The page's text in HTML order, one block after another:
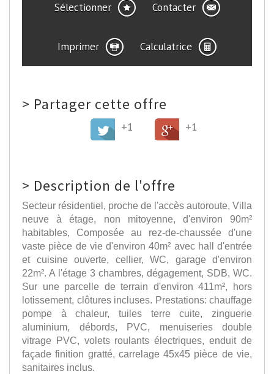
Sélectionner Contacter
Imprimer Calculatrice
> Partager cette offre
+1 +1
> Description de l'offre
Secteur résidentiel, proche de l'accès autoroute, Villa
neuve à étage, non mitoyenne, d'environ 90m²
habitables, Composée au rez-de-chaussée d'une
vaste pièce de vie d'environ 40m² avec hall d'entrée
et cuisine ouverte, cellier, WC, garage d'environ
22m². A l'étage 3 chambres, dégagement, SDB, WC.
Sur une parcelle de terrain d'environ 411m², hors
lotissement, clôtures incluses. Prestations: chauffage
pompe à chaleur, tuiles terre cuite, zinguerie
aluminium, débords, PVC, menuiseries double
vitrage PVC, volets roulants électriques, enduit de
façade finition gratté, carrelage 45x45 pièce de vie,
sanitaires inclus.